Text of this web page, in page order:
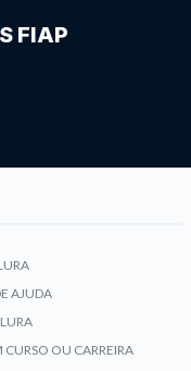
FIAP
AJUDA
CURSO OU CARREIRA